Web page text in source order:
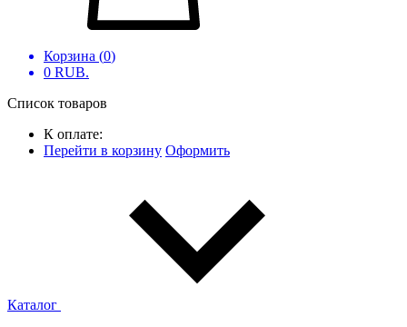
Корзина (0)
0 RUB.
Список товаров
К оплате:
Перейти в корзину Оформить
Каталог